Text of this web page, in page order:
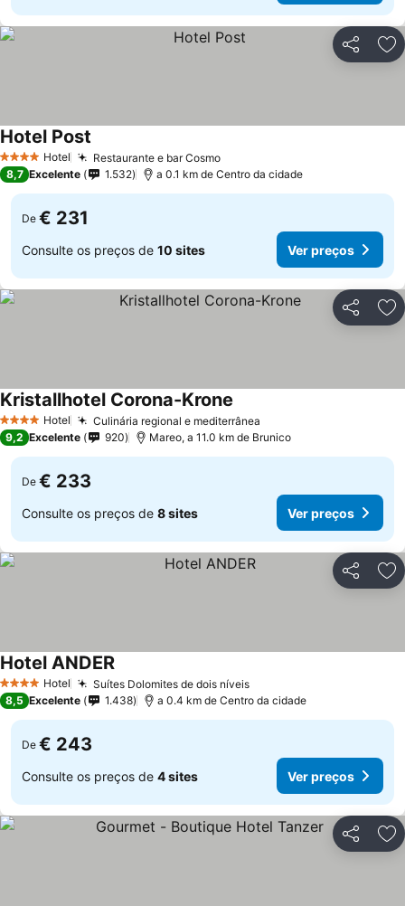
Partilhar
4 EstrelasHotel Restaurante e bar CosmoVer preços
Hotel Post
8,7 Excelente 1.532 a 0.1 km de Centro da cidade
De € 231
Consulte os preços de 10 sites Ver preços
Partilhar
4 EstrelasHotel Culinária regional e mediterrânea
Kristallhotel Corona-Krone
9,2 Excelente 920 Mareo, a 11.0 km de Brunico
De € 233
Consulte os preços de 8 sites Ver preços
Partilhar
4 EstrelasHotel Suítes Dolomites de dois níveisVer preços
Hotel ANDERVer preços
8,5 Excelente 1.438 a 0.4 km de Centro da cidade
De € 243
Consulte os preços de 4 sites Ver preços
Partilhar